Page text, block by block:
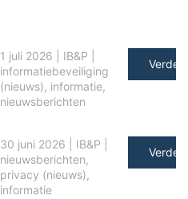
1 juli 2026 IB&P
informatiebeveiliging
(nieuws), informatie,
nieuwsberichten
Verder
30 juni 2026 IB&P
nieuwsberichten,
privacy (nieuws),
informatie
Verder